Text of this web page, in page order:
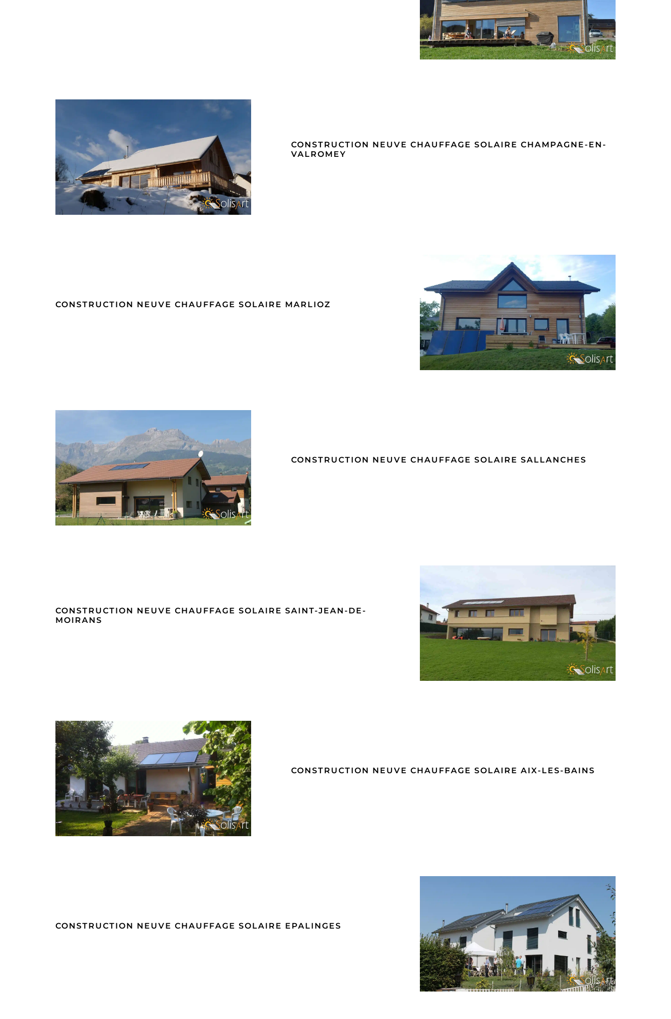
CONSTRUCTION NEUVE CHAUFFAGE
SOLAIRE SINARD
CONSTRUCTION NEUVE CHAUFFAGE
SOLAIRE CHAMPAGNE-EN-
VALROMEY
CONSTRUCTION NEUVE CHAUFFAGE SOLAIRE CHAMPAGNE-EN-
VALROMEY
CONSTRUCTION NEUVE CHAUFFAGE SOLAIRE MARLIOZ
CONSTRUCTION NEUVE CHAUFFAGE
SOLAIRE MARLIOZ
CONSTRUCTION NEUVE CHAUFFAGE
SOLAIRE SALLANCHES
CONSTRUCTION NEUVE CHAUFFAGE SOLAIRE SALLANCHES
CONSTRUCTION NEUVE CHAUFFAGE SOLAIRE SAINT-JEAN-DE-
MOIRANS
CONSTRUCTION NEUVE CHAUFFAGE
SOLAIRE SAINT-JEAN-DE-MOIRANS
CONSTRUCTION NEUVE CHAUFFAGE
SOLAIRE AIX-LES-BAINS
CONSTRUCTION NEUVE CHAUFFAGE SOLAIRE AIX-LES-BAINS
CONSTRUCTION NEUVE CHAUFFAGE SOLAIRE EPALINGES
CONSTRUCTION NEUVE CHAUFFAGE
SOLAIRE EPALINGES